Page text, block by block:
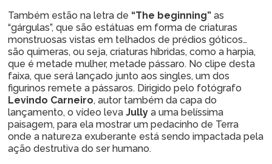
Também estão na letra de “The beginning” as
“gárgulas”, que são estátuas em forma de criaturas
monstruosas vistas em telhados de prédios góticos…
são quimeras, ou seja, criaturas híbridas, como a harpia,
que é metade mulher, metade pássaro. No clipe desta
faixa, que será lançado junto aos singles, um dos
figurinos remete a pássaros. Dirigido pelo fotógrafo
Levindo Carneiro, autor também da capa do
lançamento, o vídeo leva Jully a uma belíssima
paisagem, para ela mostrar um pedacinho de Terra
onde a natureza exuberante está sendo impactada pela
ação destrutiva do ser humano.